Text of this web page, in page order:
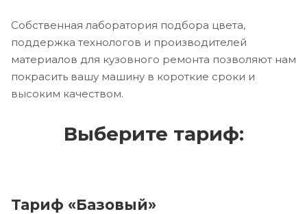
Собственная лаборатория подбора цвета,
поддержка технологов и производителей
материалов для кузовного ремонта позволяют нам
покрасить вашу машину в короткие сроки и
высоким качеством.
Выберите тариф:
Тариф «Базовый»